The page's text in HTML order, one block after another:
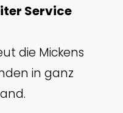
Service
die Mickens
in ganz